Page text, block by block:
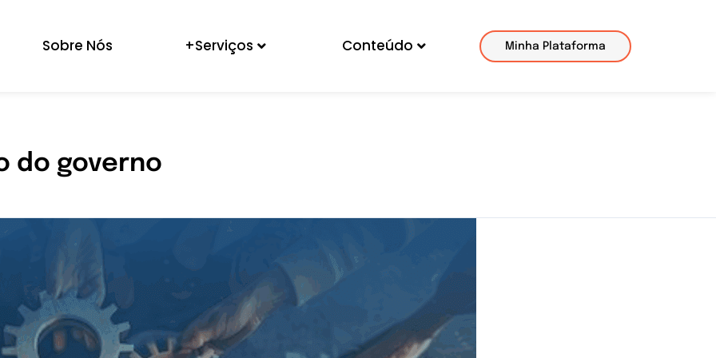
Sobre Nós +Serviços Conteúdo Minha Plataforma
do governo